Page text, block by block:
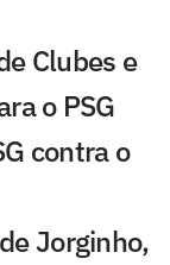
Clubes e
o PSG
contra o
Jorginho,